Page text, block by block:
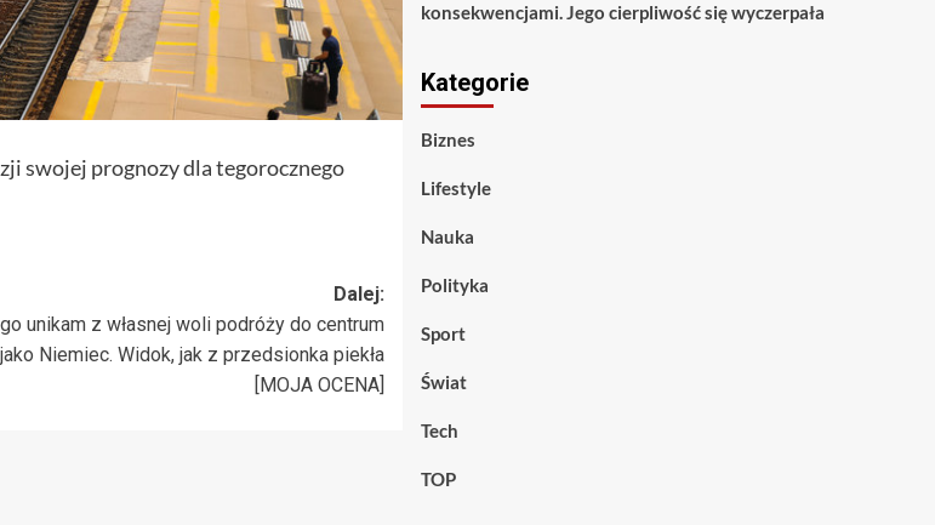
swojej prognozy dla tegorocznego
Dalej:
unikam z własnej woli podróży do centrum
Niemiec. Widok, jak z przedsionka piekła
[MOJA OCENA]
konsekwencjami. Jego cierpliwość się wyczerpała
Kategorie
Biznes
Lifestyle
Nauka
Polityka
Sport
Świat
Tech
TOP